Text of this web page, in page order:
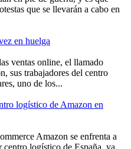
que se llevarán a cabo en
en huelga
ventas online, el llamado
sus trabajadores del centro
uno de los...
logístico de Amazon en
Amazon se enfrenta a
centro logístico de España, ya